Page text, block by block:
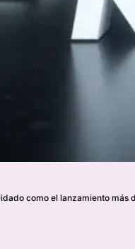
como el lanzamiento